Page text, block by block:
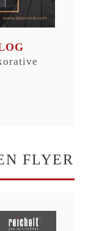
FLYER